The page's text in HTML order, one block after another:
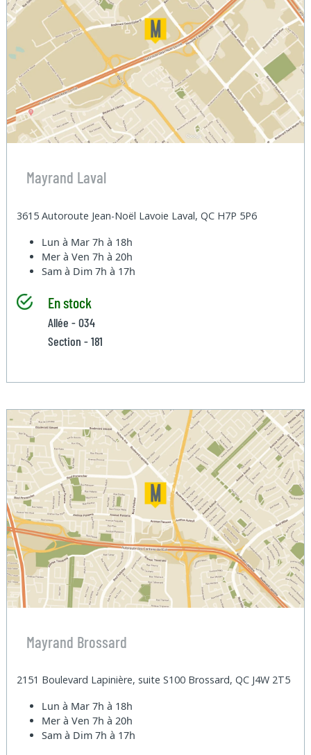
Mayrand Laval
3615 Autoroute Jean-Noël Lavoie Laval, QC H7P 5P6
Lun à Mar7h à 18h
Mer à Ven7h à 20h
Sam à Dim7h à 17h
En stock
Allée - 034
Section - 181
Mayrand Brossard
2151 Boulevard Lapinière, suite S100 Brossard, QC J4W 2T5
Lun à Mar7h à 18h
Mer à Ven7h à 20h
Sam à Dim7h à 17h